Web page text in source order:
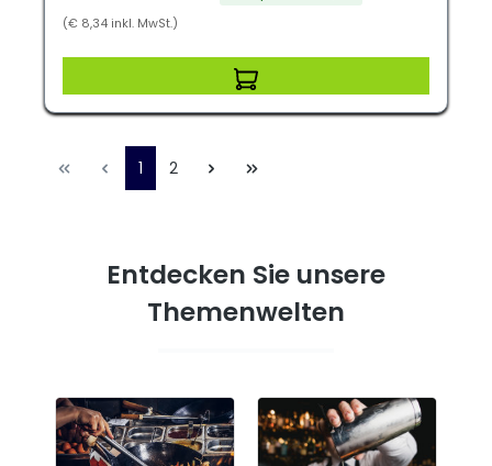
(€ 8,34 inkl. MwSt.)
1 2
Entdecken Sie unsere
Themenwelten